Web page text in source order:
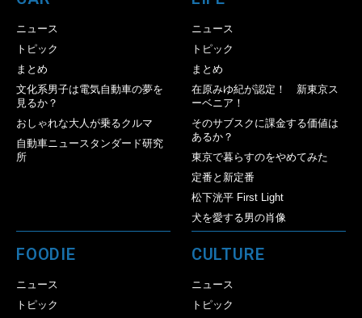
ニュース
トピック
まとめ
文化系男子は電気自動車の夢を
見るか？
おしゃれな大人が乗るクルマ
自動車ニュースタンダード研究
所
ニュース
トピック
まとめ
在原みゆ紀が認定！ 新東京ス
ーベニア！
そのサブスクに課金する価値は
あるか？
東京で暮らすのをやめてみた
定番と新定番
松下洸平 First Light
犬を愛する男の肖像
FOODIE
ニュース
トピック
CULTURE
ニュース
トピック